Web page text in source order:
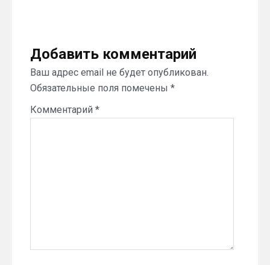
Добавить комментарий
Ваш адрес email не будет опубликован.
Обязательные поля помечены *
Комментарий *